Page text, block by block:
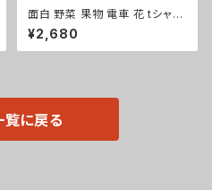
面白 野菜 果物 電車 花 tシャツ
リアル 刺繍 プレゼント 5.6oz
オリジナル 半袖 Tシャツ メンズ
ワンポイント ロゴ おしゃれ 無
¥2,680
覧に戻る